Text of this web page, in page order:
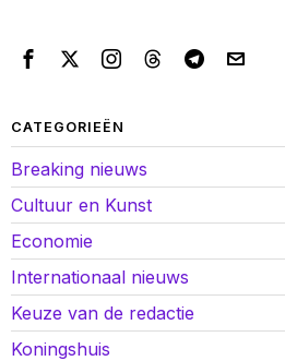
CATEGORIEËN
Breaking nieuws
Cultuur en Kunst
Economie
Internationaal nieuws
Keuze van de redactie
Koningshuis